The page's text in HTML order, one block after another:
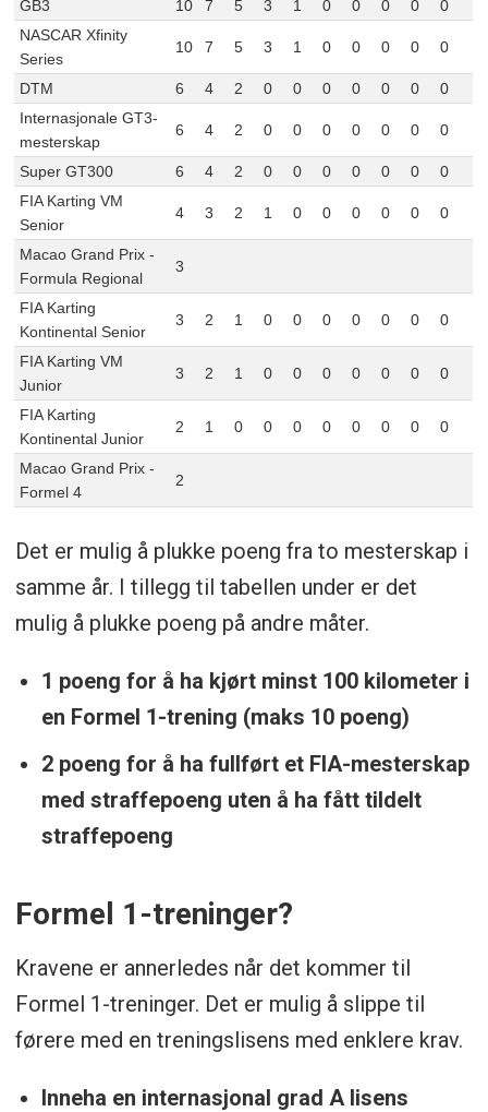
GB3 10 7 5 3 1 0 0 0 0
0
NASCAR Xfinity
Series
10 7 5 3 1 0 0 0 0 0
DTM 6 4 2 0 0 0 0 0 0
0
Internasjonale GT3-
mesterskap
6 4 2 0 0 0 0 0 0 0
Super GT300 6 4 2 0 0 0 0 0 0
0
FIA Karting VM
Senior
4 3 2 1 0 0 0 0 0 0
Macao Grand Prix -
Formula Regional
3
FIA Karting
Kontinental Senior
3 2 1 0 0 0 0 0 0 0
FIA Karting VM
Junior
3 2 1 0 0 0 0 0 0 0
FIA Karting
Kontinental Junior
2 1 0 0 0 0 0 0 0 0
Macao Grand Prix -
Formel 4
2
Det er mulig å plukke poeng fra to mesterskap i
samme år. I tillegg til tabellen under er det
mulig å plukke poeng på andre måter.
1 poeng for å ha kjørt minst 100 kilometer i
en Formel 1-trening (maks 10 poeng)
2 poeng for å ha fullført et FIA-mesterskap
med straffepoeng uten å ha fått tildelt
straffepoeng
Formel 1-treninger?
Kravene er annerledes når det kommer til
Formel 1-treninger. Det er mulig å slippe til
førere med en treningslisens med enklere krav.
Inneha en internasjonal grad A lisens